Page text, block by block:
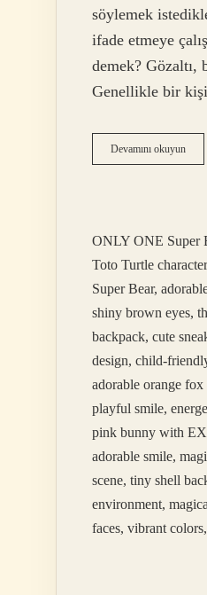
söylemek
ifade etmeye
demek? Gözaltı,
Genellikle bir
Devamını okuyunTutuk
Ne
ONLY ONE Super
Toto Turtle
Super Bear,
shiny brown eyes,
backpack, cute
design, child-
adorable orange
playful smile,
pink bunny with
adorable smile,
scene, tiny shell
environment,
faces, vibrant